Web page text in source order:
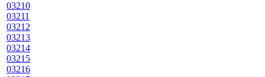
03210
03211
03212
03213
03214
03215
03216